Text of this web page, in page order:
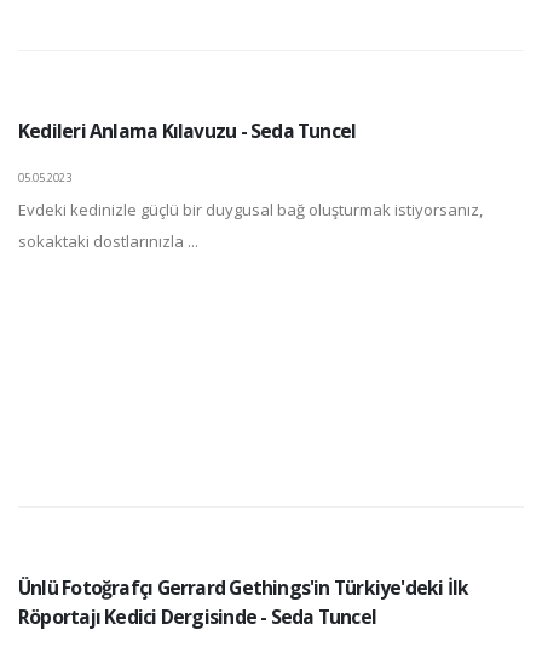
Kedileri Anlama Kılavuzu - Seda Tuncel
05.05.2023
Evdeki kedinizle güçlü bir duygusal bağ oluşturmak istiyorsanız,
sokaktaki dostlarınızla ...
Ünlü Fotoğrafçı Gerrard Gethings'in Türkiye'deki İlk
Röportajı Kedici Dergisinde - Seda Tuncel